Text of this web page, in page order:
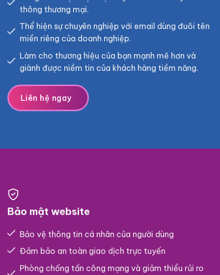
thông thương mại.
Thể hiện sự chuyên nghiệp với email dùng đuôi tên
miền riêng của doanh nghiệp.
Làm cho thương hiệu của bạn mạnh mẽ hơn và
giành được niềm tin của khách hàng tiềm năng.
Liên hệ ngay
Bảo mật website
Bảo vệ thông tin cá nhân của người dùng
Đảm bảo an toàn giao dịch trực tuyến
Phòng chống tấn công mạng và giảm thiểu rủi ro